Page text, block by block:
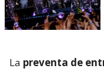
La preventa de